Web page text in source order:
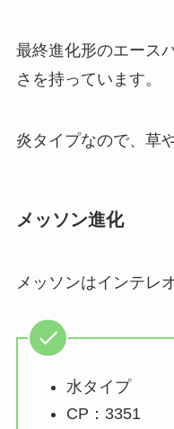
最終進化形のエース
さを持っています。
炎タイプなので、草
メッソン進化
メッソンはインテレ
水タイプ
CP：3351